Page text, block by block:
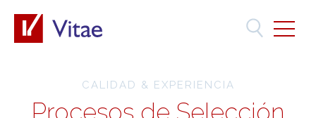
CALIDAD & EXPERIENCIA
Procesos de Selección